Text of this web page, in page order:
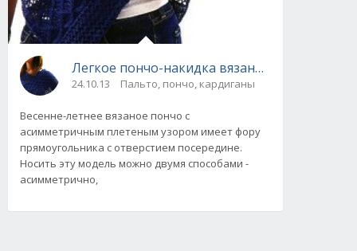
Легкое пончо-накидка вязаное спицами
24.10.13 Пальто, пончо, кардиганы
Весенне-летнее вязаное пончо с
асимметричным плетеным узором имеет фору
прямоугольника с отверстием посередине.
Носить эту модель можно двумя способами -
асимметрично,